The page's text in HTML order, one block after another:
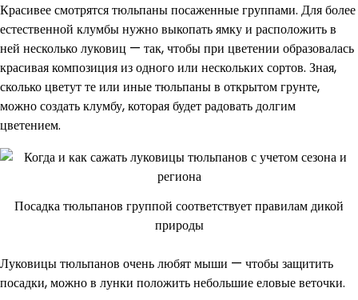
Красивее смотрятся тюльпаны посаженные группами. Для более
естественной клумбы нужно выкопать ямку и расположить в
ней несколько луковиц — так, чтобы при цветении образовалась
красивая композиция из одного или нескольких сортов. Зная,
сколько цветут те или иные тюльпаны в открытом грунте,
можно создать клумбу, которая будет радовать долгим
цветением.
Посадка тюльпанов группой соответствует правилам дикой
природы
Луковицы тюльпанов очень любят мыши — чтобы защитить
посадки, можно в лунки положить небольшие еловые веточки.